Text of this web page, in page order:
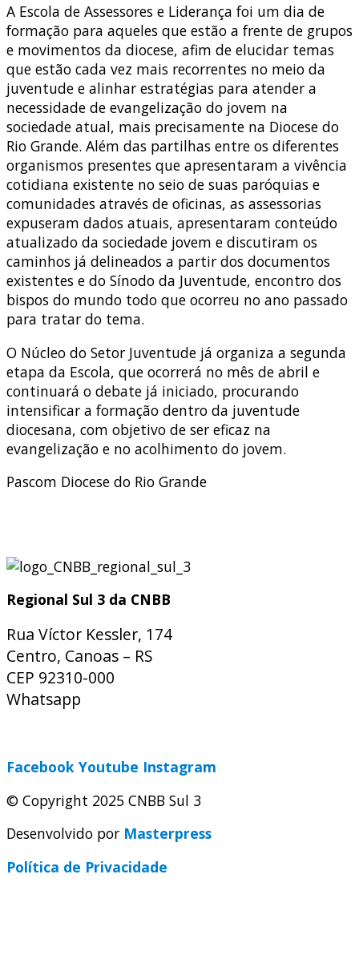
A Escola de Assessores e Liderança foi um dia de
formação para aqueles que estão a frente de grupos
e movimentos da diocese, afim de elucidar temas
que estão cada vez mais recorrentes no meio da
juventude e alinhar estratégias para atender a
necessidade de evangelização do jovem na
sociedade atual, mais precisamente na Diocese do
Rio Grande. Além das partilhas entre os diferentes
organismos presentes que apresentaram a vivência
cotidiana existente no seio de suas paróquias e
comunidades através de oficinas, as assessorias
expuseram dados atuais, apresentaram conteúdo
atualizado da sociedade jovem e discutiram os
caminhos já delineados a partir dos documentos
existentes e do Sínodo da Juventude, encontro dos
bispos do mundo todo que ocorreu no ano passado
para tratar do tema.
O Núcleo do Setor Juventude já organiza a segunda
etapa da Escola, que ocorrerá no mês de abril e
continuará o debate já iniciado, procurando
intensificar a formação dentro da juventude
diocesana, com objetivo de ser eficaz na
evangelização e no acolhimento do jovem.
Pascom Diocese do Rio Grande
Regional Sul 3 da CNBB
Rua Víctor Kessler, 174
Centro, Canoas – RS
CEP 92310-000
Whatsapp
Facebook Youtube Instagram
© Copyright 2025 CNBB Sul 3
Desenvolvido por Masterpress
Política de Privacidade